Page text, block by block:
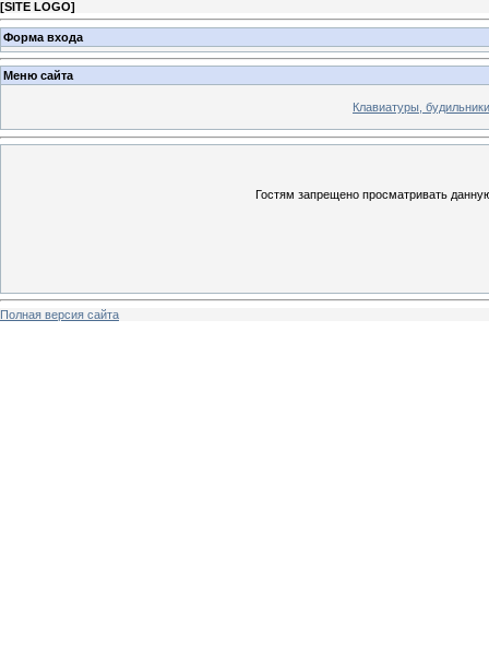
[SITE LOGO]
Форма входа
Меню сайта
Клавиатуры,
Гостям запрещено просматривать
Полная версия сайта